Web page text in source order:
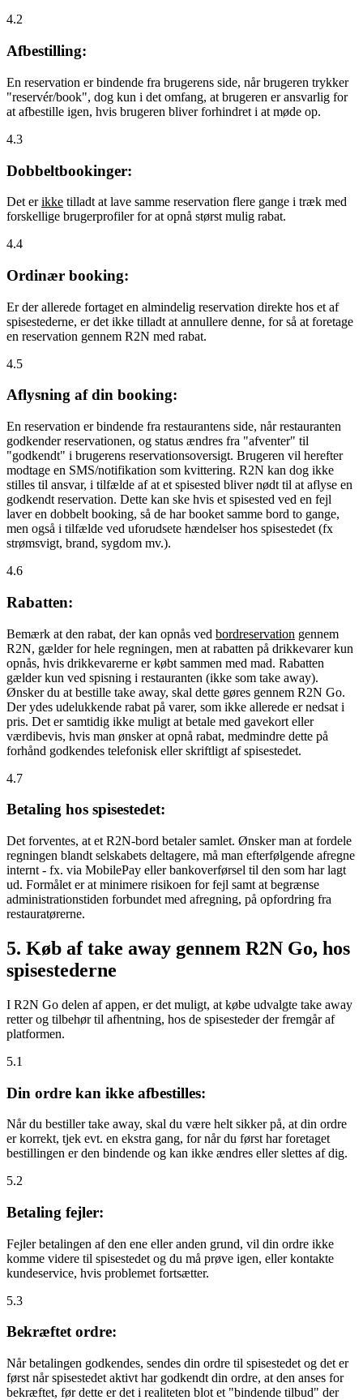
4.2
Afbestilling:
En reservation er bindende fra brugerens side, når brugeren trykker
"reservér/book", dog kun i det omfang, at brugeren er ansvarlig for
at afbestille igen, hvis brugeren bliver forhindret i at møde op.
4.3
Dobbeltbookinger:
Det erikke tilladt at lave samme reservation flere gange i træk med
forskellige brugerprofiler for at opnå størst mulig rabat.
4.4
Ordinær booking:
Er der allerede fortaget en almindelig reservation direkte hos et af
spisestederne, er det ikke tilladt at annullere denne, for så at foretage
en reservation gennem R2N med rabat.
4.5
Aflysning af din booking:
En reservation er bindende fra restaurantens side, når restauranten
godkender reservationen, og status ændres fra "afventer" til
"godkendt" i brugerens reservationsoversigt. Brugeren vil herefter
modtage en SMS/notifikation som kvittering. R2N kan dog ikke
stilles til ansvar, i tilfælde af at et spisested bliver nødt til at aflyse en
godkendt reservation. Dette kan ske hvis et spisested ved en fejl
laver en dobbelt booking, så de har booket samme bord to gange,
men også i tilfælde ved uforudsete hændelser hos spisestedet (fx
strømsvigt, brand, sygdom mv.).
4.6
Rabatten:
Bemærk at den rabat, der kan opnås ved bordreservation gennem
R2N, gælder for hele regningen, men at rabatten på drikkevarer kun
opnås, hvis drikkevarerne er købt sammen med mad. Rabatten
gælder kun ved spisning i restauranten (ikke som take away).
Ønsker du at bestille take away, skal dette gøres gennem R2N Go.
Der ydes udelukkende rabat på varer, som ikke allerede er nedsat i
pris. Det er samtidig ikke muligt at betale med gavekort eller
værdibevis, hvis man ønsker at opnå rabat, medmindre dette på
forhånd godkendes telefonisk eller skriftligt af spisestedet.
4.7
Betaling hos spisestedet:
Det forventes, at et R2N-bord betaler samlet. Ønsker man at fordele
regningen blandt selskabets deltagere, må man efterfølgende afregne
internt - fx. via MobilePay eller bankoverførsel til den som har lagt
ud. Formålet er at minimere risikoen for fejl samt at begrænse
administrationstiden forbundet med afregning, på opfordring fra
restauratørerne.
5. Køb af take away gennem R2N Go, hos
spisestederne
I R2N Go delen af appen, er det muligt, at købe udvalgte take away
retter og tilbehør til afhentning, hos de spisesteder der fremgår af
platformen.
5.1
Din ordre kan ikke afbestilles:
Når du bestiller take away, skal du være helt sikker på, at din ordre
er korrekt, tjek evt. en ekstra gang, for når du først har foretaget
bestillingen er den bindende og kan ikke ændres eller slettes af dig.
5.2
Betaling fejler:
Fejler betalingen af den ene eller anden grund, vil din ordre ikke
komme videre til spisestedet og du må prøve igen, eller kontakte
kundeservice, hvis problemet fortsætter.
5.3
Bekræftet ordre:
Når betalingen godkendes, sendes din ordre til spisestedet og det er
først når spisestedet aktivt har godkendt din ordre, at den anses for
bekræftet, før dette er det i realiteten blot et "bindende tilbud" der